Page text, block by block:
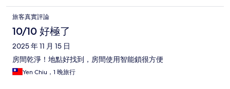
旅客真實評論
10/10 好極了
2025 年 11 月 15 日
房間乾淨！地點好找到，房間使用智能鎖很方便
Yen Chiu，1 晚旅行